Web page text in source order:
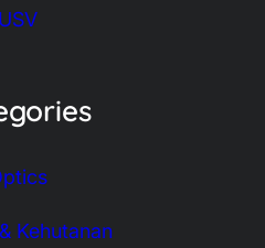
USV
Kehutanan